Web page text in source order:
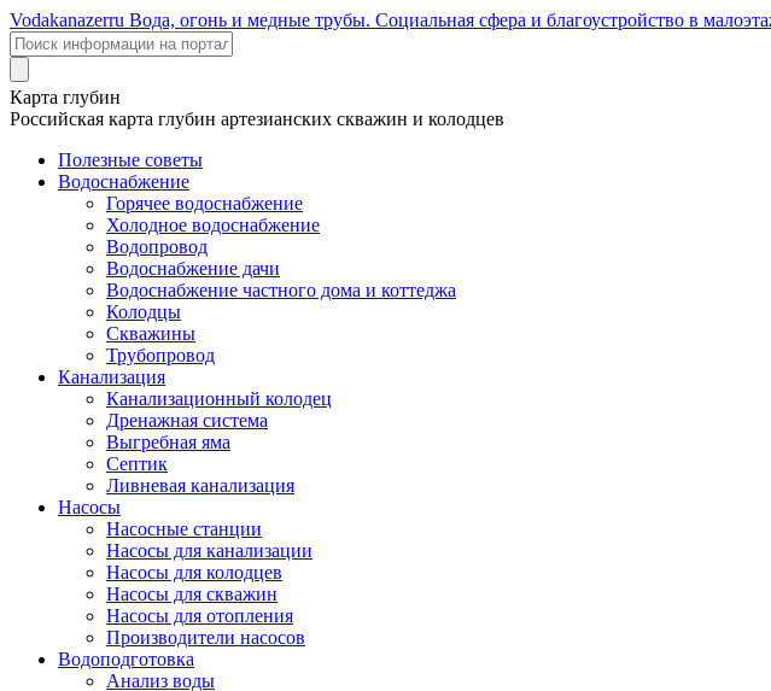
Vodakanazerru Вода, огонь и медные трубы. Социальная сфера и благоустройство в
Карта глубин
Российская карта глубин артезианских скважин и колодцев
Полезные советы
Водоснабжение
Горячее водоснабжение
Холодное водоснабжение
Водопровод
Водоснабжение дачи
Водоснабжение частного дома и коттеджа
Колодцы
Скважины
Трубопровод
Канализация
Канализационный колодец
Дренажная система
Выгребная яма
Септик
Ливневая канализация
Насосы
Насосные станции
Насосы для канализации
Насосы для колодцев
Насосы для скважин
Насосы для отопления
Производители насосов
Водоподготовка
Анализ воды